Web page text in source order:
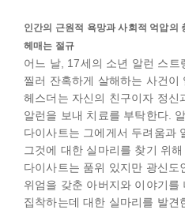
인간의 근원적 욕망과 사회적 억압의
헤매는 절규
어느 날, 17세의 소년 알런 스트
찔러 잔혹하게 살해하는 사건이
헤스더는 자신의 친구이자 정신
알런을 보내 치료를 부탁한다.
다이사트는 그에게서 두려움과
그것에 대한 실마리를 찾기 위
다이사트는 품위 있지만 광신도
위엄을 갖춘 아버지와 이야기를
집착하는데 대한 실마리를 발견